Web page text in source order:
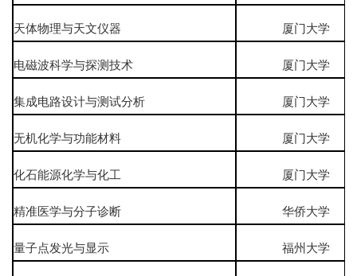
天体物理与天文仪器 厦门大学
电磁波科学与探测技术 厦门大学
集成电路设计与测试分析 厦门大学
无机化学与功能材料 厦门大学
化石能源化学与化工 厦门大学
精准医学与分子诊断 华侨大学
量子点发光与显示 福州大学